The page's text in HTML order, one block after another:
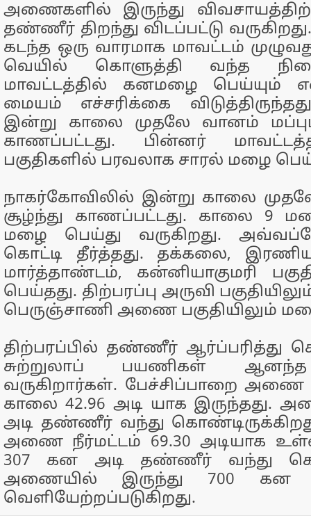
அணைகளில் இருந்து
தண்ணீர் திறந்து விடப்பட்டு
கடந்த ஒரு வாரமாக மாவட்டம்
வெயில் கொளுத்தி வந்த
மாவட்டத்தில் கனமழை பெய்யும்
மையம் எச்சரிக்கை
இன்று காலை முதலே வானம்
காணப்பட்டது. பின்னர்
பகுதிகளில் பரவலாக சாரல் மழை
நாகர்கோவிலில் இன்று காலை
சூழ்ந்து காணப்பட்டது. காலை 9
மழை பெய்து வருகிறது.
கொட்டி தீர்த்தது. தக்கலை,
மார்த்தாண்டம், கன்னியாகுமரி
பெய்தது. திற்பரப்பு அருவி
பெருஞ்சாணி அணை பகுதியிலும்
திற்பரப்பில் தண்ணீர் ஆர்ப்பரித்து
சுற்றுலாப் பயணிகள் ஆனந்த
வருகிறார்கள். பேச்சிப்பாறை
காலை 42.96 அடி யாக இருந்தது.
அடி தண்ணீர் வந்து
அணை நீர்மட்டம் 69.30 அடியாக
307 கன அடி தண்ணீர் வந்து
அணையில் இருந்து 700
வெளியேற்றப்படுகிறது.